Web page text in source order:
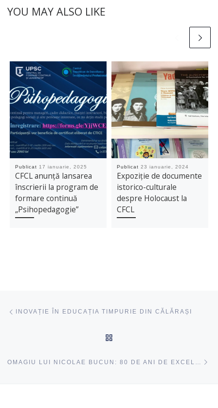
YOU MAY ALSO LIKE
Publicat 17 ianuarie, 2025
CFCL anunță lansarea
înscrierii la program de
formare continuă
„Psihopedagogie”
Publicat23 ianuarie, 2024
Expoziție de documente
istorico-culturale
despre Holocaust la
CFCL
Navigare articole
INOVAȚIE ÎN EDUCAȚIA TIMPURIE DIN CĂLĂRAȘI